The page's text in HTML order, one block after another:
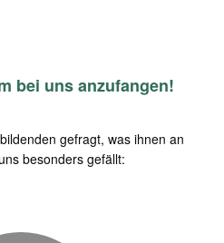
bei uns anzufangen!
gefragt, was ihnen an
besonders gefällt: